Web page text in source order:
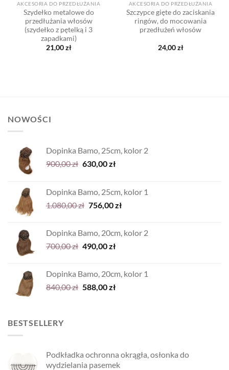
AKCESORIA DO PRZEDŁUŻANIA
Szydełko metalowe do
przedłużania włosów
(szydełko z pętelką i 3
zapadkami)
21,00zł
AKCESORIA DO PRZEDŁUŻANIA
Szczypce gięte do zaciskania
ringów, do mocowania
przedłużeń włosów
24,00zł
NOWOŚCI
Dopinka Bamo, 25cm, kolor 2
900,00zł Pierwotna
900,00 zł.
630,00złAktualna
630,00 zł.
Dopinka Bamo, 25cm, kolor 1
1.080,00zł Pierwotna
1.080,00 zł.
756,00złAktualna
756,00 zł.
Dopinka Bamo, 20cm, kolor 2
700,00zł Pierwotna
700,00 zł.
490,00złAktualna
490,00 zł.
Dopinka Bamo, 20cm, kolor 1
840,00zł Pierwotna
588,00złAktualna
BESTSELLERY
Podkładka ochronna okrągła, osłonka do
wydzielania pasemek